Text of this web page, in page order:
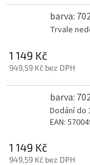
barva:
Trvale
1 149 Kč
949,59 Kč bez DPH
barva:
Dodání do
EAN:
1 149 Kč
949,59 Kč bez DPH